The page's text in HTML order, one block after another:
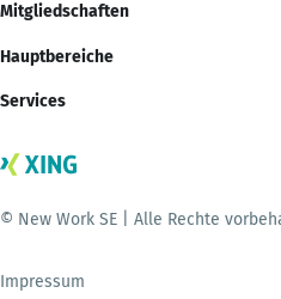
Mitgliedschaften
Hauptbereiche
Services
© New Work SE | Alle Rechte
Impressum